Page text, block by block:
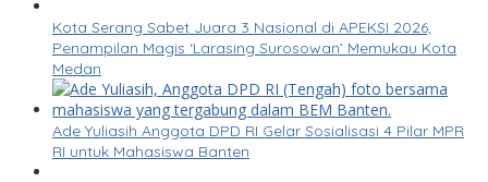
Kota Serang Sabet Juara 3 Nasional di APEKSI 2026,
Penampilan Magis ‘Larasing Surosowan’ Memukau Kota
Medan
Ade Yuliasih Anggota DPD RI Gelar Sosialisasi 4 Pilar MPR
RI untuk Mahasiswa Banten